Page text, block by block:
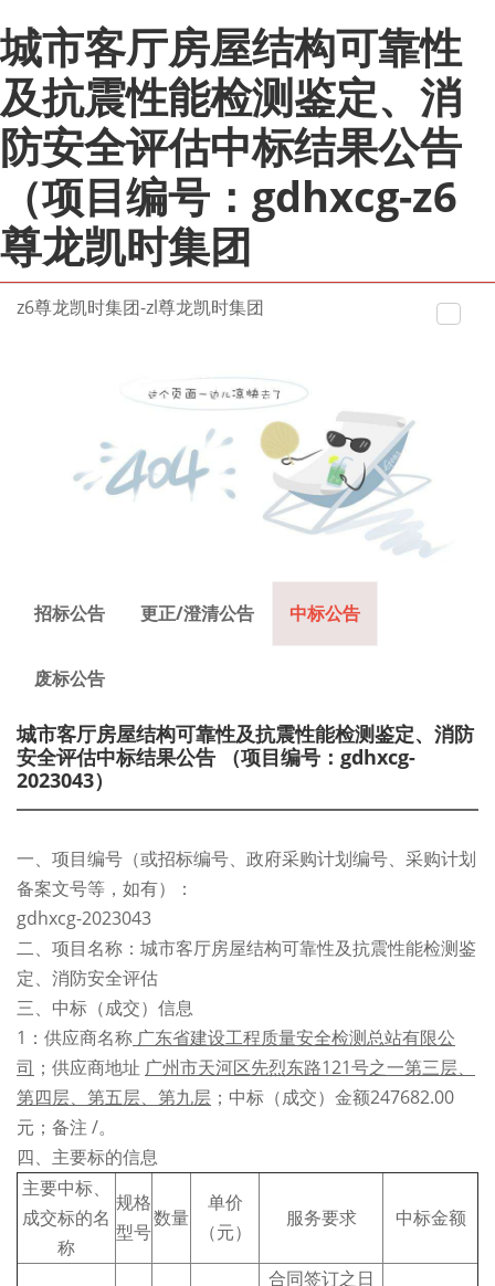
城市客厅房屋结构可靠性
及抗震性能检测鉴定、消
防安全评估中标结果公告
（项目编号：gdhxcg-z6
尊龙凯时集团
z6尊龙凯时集团-zl尊龙凯时集团
招标公告 更正/澄清公告 中标公告
废标公告
城市客厅房屋结构可靠性及抗震性能检测鉴定、消防
安全评估中标结果公告 （项目编号：gdhxcg-
2023043）
一、项目编号（或招标编号、政府采购计划编号、采购计划
备案文号等，如有）：
gdhxcg-2023043
二、项目名称：城市客厅房屋结构可靠性及抗震性能检测鉴
定、消防安全评估
三、中标（成交）信息
1：供应商名称 广东省建设工程质量安全检测总站有限公
司 ；供应商地址 广州市天河区先烈东路121号之一第三层、
第四层、第五层、第九层 ；中标（成交）金额247682.00
元；备注 /。
四、主要标的信息
主要中标、
成交标的名
称
规格
型号
数量
单价
（元）
服务要求 中标金额
合同签订之日